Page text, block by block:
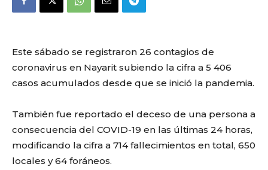
Este sábado se registraron 26 contagios de
coronavirus en Nayarit subiendo la cifra a 5 406
casos acumulados desde que se inició la pandemia.
También fue reportado el deceso de una persona a
consecuencia del COVID-19 en las últimas 24 horas,
modificando la cifra a 714 fallecimientos en total, 650
locales y 64 foráneos.